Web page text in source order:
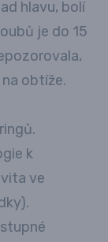
hlavu, bolí
je do 15
obtíže.
k
ve